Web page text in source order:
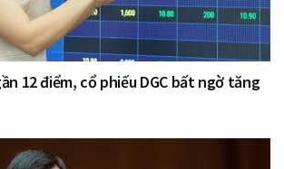
12 điểm, cổ phiếu DGC bất ngờ tăng